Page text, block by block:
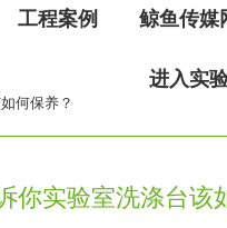
工程案例 鲸鱼传媒
进入实
养？
实验室洗涤台该如